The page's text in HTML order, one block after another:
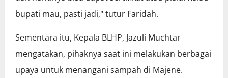
bupati mau, pasti jadi," tutur Faridah.
Sementara itu, Kepala BLHP, Jazuli Muchtar
mengatakan, pihaknya saat ini melakukan berbagai
upaya untuk menangani sampah di Majene.